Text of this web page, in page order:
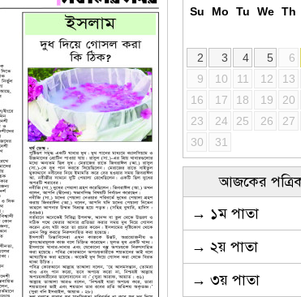
Su Mo Tu We Th
2
3 4 5 6
9
10 11 12 13
16
17 18 19 20
23
24 25 26 27
30
31
আজকের
→ ১ম পাতা
→ ২য় পাতা
→ ৩য় পাতা